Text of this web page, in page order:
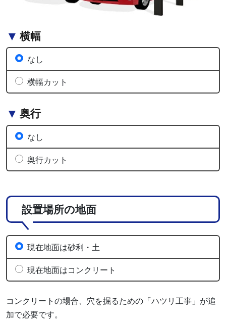
横幅
なし
横幅カット
奥行
なし
奥行カット
設置場所の地面
コンクリートの場合、穴を掘るための「ハツリ工事」が追
加で必要です。
現在地面は砂利・土
現在地面はコンクリート